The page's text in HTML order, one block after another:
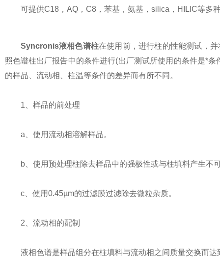
可提供C18，AQ，C8，苯基，氨基，silica，HILIC等多
Syncronis液相色谱柱在使用前，进行柱的性能测试，
照色谱柱出厂报告中的条件进行(出厂测试所使用的条件是*
的样品、流动相、柱温等条件的差异而有所不同。
1、样品的前处理
a、使用流动相溶解样品。
b、使用预处理柱除去样品中的强极性或与柱填料产生不可
c、使用0.45µm的过滤膜过滤除去微粒杂质。
2、流动相的配制
液相色谱是样品组分在柱填料与流动相之间质量交换而达